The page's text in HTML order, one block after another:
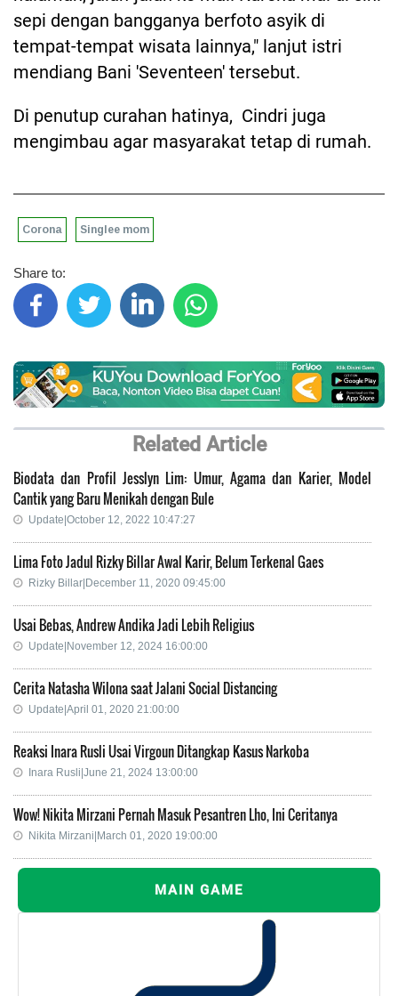
sepi dengan bangganya berfoto asyik di
tempat-tempat wisata lainnya," lanjut istri
mendiang Bani 'Seventeen' tersebut.
Di penutup curahan hatinya, Cindri juga
mengimbau agar masyarakat tetap di rumah.
Corona Singlee mom
Share to:
Related Article
Biodata dan Profil Jesslyn Lim: Umur, Agama dan Karier, Model
Cantik yang Baru Menikah dengan Bule
Update|October 12, 2022 10:47:27
Lima Foto Jadul Rizky Billar Awal Karir, Belum Terkenal Gaes
Rizky Billar|December 11, 2020 09:45:00
Usai Bebas, Andrew Andika Jadi Lebih Religius
Update|November 12, 2024 16:00:00
Cerita Natasha Wilona saat Jalani Social Distancing
Update|April 01, 2020 21:00:00
Reaksi Inara Rusli Usai Virgoun Ditangkap Kasus Narkoba
Inara Rusli|June 21, 2024 13:00:00
Wow! Nikita Mirzani Pernah Masuk Pesantren Lho, Ini Ceritanya
Nikita Mirzani|March 01, 2020 19:00:00
MAIN GAME